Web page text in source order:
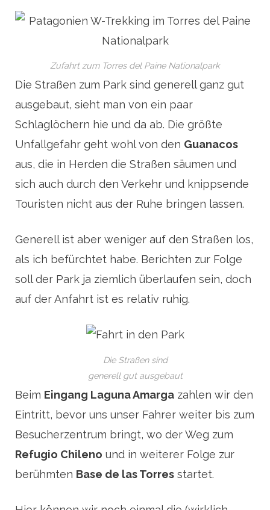
Zufahrt zum Torres del Paine Nationalpark
Die Straßen zum Park sind generell ganz gut
ausgebaut, sieht man von ein paar
Schlaglöchern hie und da ab. Die größte
Unfallgefahr geht wohl von den Guanacos
aus, die in Herden die Straßen säumen und
sich auch durch den Verkehr und knippsende
Touristen nicht aus der Ruhe bringen lassen.
Generell ist aber weniger auf den Straßen los,
als ich befürchtet habe. Berichten zur Folge
soll der Park ja ziemlich überlaufen sein, doch
auf der Anfahrt ist es relativ ruhig.
Die Straßen sind
generell gut ausgebaut
Beim Eingang Laguna Amarga zahlen wir den
Eintritt, bevor uns unser Fahrer weiter bis zum
Besucherzentrum bringt, wo der Weg zum
Refugio Chileno und in weiterer Folge zur
berühmten Base de las Torres startet.